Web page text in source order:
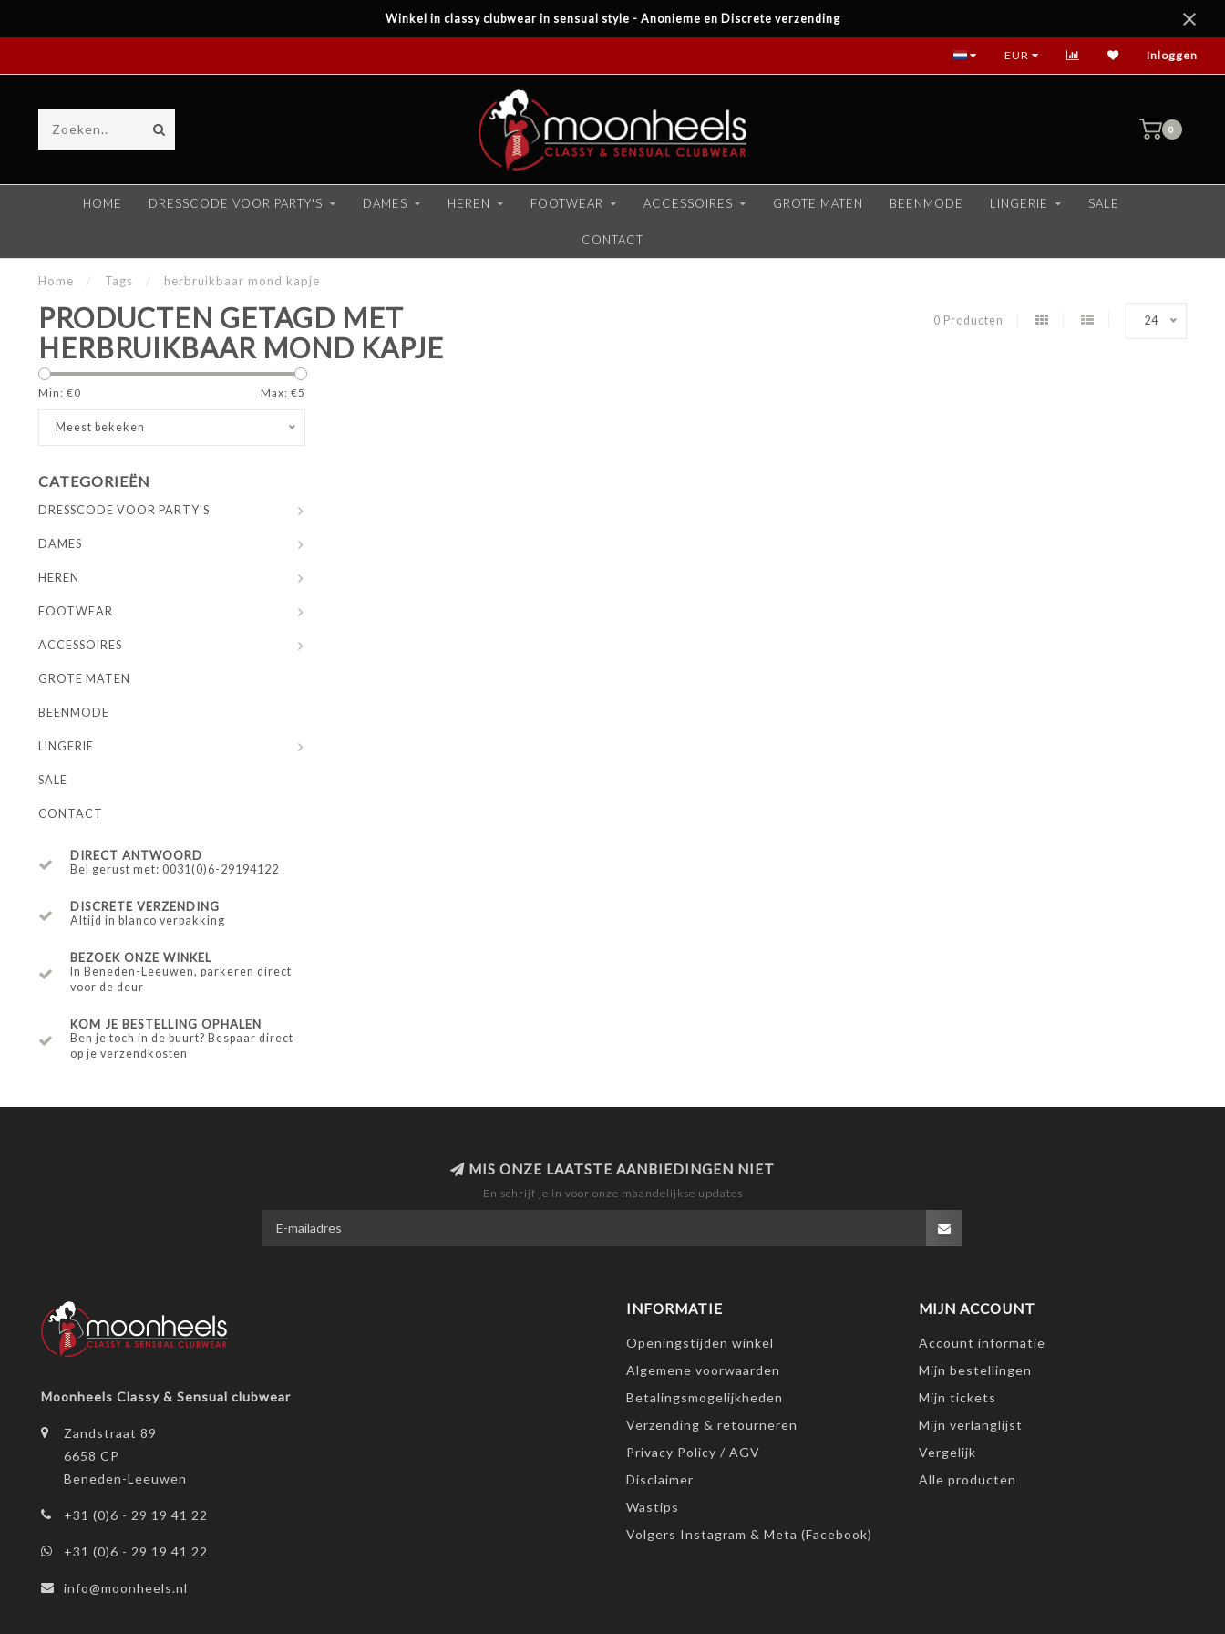
Winkel in classy clubwear in sensual style - Anonieme en Discrete verzending
EUR Inloggen
0
HOME DRESSCODE VOOR PARTY'S DAMES HEREN FOOTWEAR ACCESSOIRES GROTE MATEN BEENMODE LINGERIE SALE
CONTACT
Home / Tags / herbruikbaar mond kapje
PRODUCTEN GETAGD MET
HERBRUIKBAAR MOND KAPJE
0 Producten 24
Min: €0 Max: €5
Meest bekeken
CATEGORIEËN
DRESSCODE VOOR PARTY'S
DAMES
HEREN
FOOTWEAR
ACCESSOIRES
GROTE MATEN
BEENMODE
LINGERIE
SALE
CONTACT
DIRECT ANTWOORD
Bel gerust met: 0031(0)6-29194122
DISCRETE VERZENDING
Altijd in blanco verpakking
BEZOEK ONZE WINKEL
In Beneden-Leeuwen, parkeren direct
voor de deur
KOM JE BESTELLING OPHALEN
Ben je toch in de buurt? Bespaar direct
op je verzendkosten
MIS ONZE LAATSTE AANBIEDINGEN NIET
En schrijf je in voor onze maandelijkse updates
Moonheels Classy & Sensual clubwear
Zandstraat 89
6658 CP
Beneden-Leeuwen
+31 (0)6 - 29 19 41 22
+31 (0)6 - 29 19 41 22
info@moonheels.nl
INFORMATIE
Openingstijden winkel
Algemene voorwaarden
Betalingsmogelijkheden
Verzending & retourneren
Privacy Policy / AGV
Disclaimer
Wastips
Volgers Instagram & Meta (Facebook)
MIJN ACCOUNT
Account informatie
Mijn bestellingen
Mijn tickets
Mijn verlanglijst
Vergelijk
Alle producten